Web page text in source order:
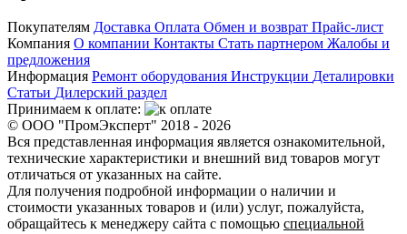
Покупателям Доставка Оплата Обмен и возврат Прайс-лист
Компания О компании Контакты Стать партнером Жалобы и
предложения
Информация Ремонт оборудования Инструкции Деталировки
Статьи Дилерский раздел
Принимаем к оплате:
© ООО "ПромЭксперт" 2018 - 2026
Вся представленная информация является ознакомительной,
технические характеристики и внешний вид товаров могут
отличаться от указанных на сайте.
Для получения подробной информации о наличии и
стоимости указанных товаров и (или) услуг, пожалуйста,
обращайтесь к менеджеру сайта с помощью специальной